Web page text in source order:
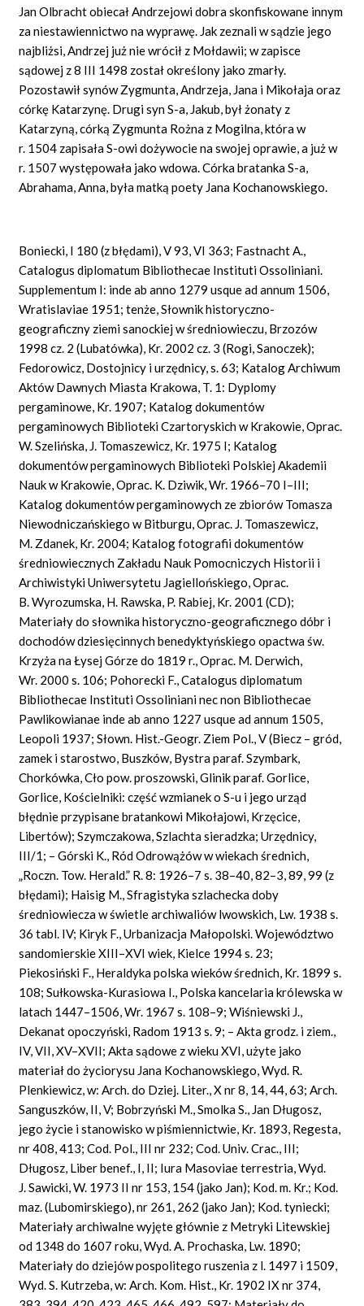
Jan Olbracht obiecał Andrzejowi dobra skonfiskowane innym
za niestawiennictwo na wyprawę. Jak zeznali w sądzie jego
najbliżsi, Andrzej już nie wrócił z Mołdawii; w zapisce
sądowej z 8 III 1498 został określony jako zmarły.
Pozostawił synów Zygmunta, Andrzeja, Jana i Mikołaja oraz
córkę Katarzynę. Drugi syn S-a, Jakub, był żonaty z
Katarzyną, córką Zygmunta Rożna z Mogilna, która w
r. 1504 zapisała S-owi dożywocie na swojej oprawie, a już w
r. 1507 występowała jako wdowa. Córka bratanka S-a,
Abrahama, Anna, była matką poety Jana Kochanowskiego.
Boniecki, I 180 (z błędami), V 93, VI 363; Fastnacht A.,
Catalogus diplomatum Bibliothecae Instituti Ossoliniani.
Supplementum I: inde ab anno 1279 usque ad annum 1506,
Wratislaviae 1951; tenże, Słownik historyczno-
geograficzny ziemi sanockiej w średniowieczu, Brzozów
1998 cz. 2 (Lubatówka), Kr. 2002 cz. 3 (Rogi, Sanoczek);
Fedorowicz, Dostojnicy i urzędnicy, s. 63; Katalog Archiwum
Aktów Dawnych Miasta Krakowa, T. 1: Dyplomy
pergaminowe, Kr. 1907; Katalog dokumentów
pergaminowych Biblioteki Czartoryskich w Krakowie, Oprac.
W. Szelińska, J. Tomaszewicz, Kr. 1975 I; Katalog
dokumentów pergaminowych Biblioteki Polskiej Akademii
Nauk w Krakowie, Oprac. K. Dziwik, Wr. 1966–70 I–III;
Katalog dokumentów pergaminowych ze zbiorów Tomasza
Niewodniczańskiego w Bitburgu, Oprac. J. Tomaszewicz,
M. Zdanek, Kr. 2004; Katalog fotografii dokumentów
średniowiecznych Zakładu Nauk Pomocniczych Historii i
Archiwistyki Uniwersytetu Jagiellońskiego, Oprac.
B. Wyrozumska, H. Rawska, P. Rabiej, Kr. 2001 (CD);
Materiały do słownika historyczno-geograficznego dóbr i
dochodów dziesięcinnych benedyktyńskiego opactwa św.
Krzyża na Łysej Górze do 1819 r., Oprac. M. Derwich,
Wr. 2000 s. 106; Pohorecki F., Catalogus diplomatum
Bibliothecae Instituti Ossoliniani nec non Bibliothecae
Pawlikowianae inde ab anno 1227 usque ad annum 1505,
Leopoli 1937; Słown. Hist.-Geogr. Ziem Pol., V (Biecz – gród,
zamek i starostwo, Buszków, Bystra paraf. Szymbark,
Chorkówka, Cło pow. proszowski, Glinik paraf. Gorlice,
Gorlice, Kościelniki: część wzmianek o S-u i jego urząd
błędnie przypisane bratankowi Mikołajowi, Krzęcice,
Libertów); Szymczakowa, Szlachta sieradzka; Urzędnicy,
III/1; – Górski K., Ród Odrowążów w wiekach średnich,
„Roczn. Tow. Herald.” R. 8: 1926–7 s. 38–40, 82–3, 89, 99 (z
błędami); Haisig M., Sfragistyka szlachecka doby
średniowiecza w świetle archiwaliów lwowskich, Lw. 1938 s.
36 tabl. IV; Kiryk F., Urbanizacja Małopolski. Województwo
sandomierskie XIII–XVI wiek, Kielce 1994 s. 23;
Piekosiński F., Heraldyka polska wieków średnich, Kr. 1899 s.
108; Sułkowska-Kurasiowa I., Polska kancelaria królewska w
latach 1447–1506, Wr. 1967 s. 108–9; Wiśniewski J.,
Dekanat opoczyński, Radom 1913 s. 9; – Akta grodz. i ziem.,
IV, VII, XV–XVII; Akta sądowe z wieku XVI, użyte jako
materiał do życiorysu Jana Kochanowskiego, Wyd. R.
Plenkiewicz, w: Arch. do Dziej. Liter., X nr 8, 14, 44, 63; Arch.
Sanguszków, II, V; Bobrzyński M., Smolka S., Jan Długosz,
jego życie i stanowisko w piśmiennictwie, Kr. 1893, Regesta,
nr 408, 413; Cod. Pol., III nr 232; Cod. Univ. Crac., III;
Długosz, Liber benef., I, II; Iura Masoviae terrestria, Wyd.
J. Sawicki, W. 1973 II nr 153, 154 (jako Jan); Kod. m. Kr.; Kod.
maz. (Lubomirskiego), nr 261, 262 (jako Jan); Kod. tyniecki;
Materiały archiwalne wyjęte głównie z Metryki Litewskiej
od 1348 do 1607 roku, Wyd. A. Prochaska, Lw. 1890;
Materiały do dziejów pospolitego ruszenia z l. 1497 i 1509,
Wyd. S. Kutrzeba, w: Arch. Kom. Hist., Kr. 1902 IX nr 374,